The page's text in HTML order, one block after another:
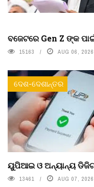
ବଜେଟରେ Gen Z ଙ୍କ
15163 AUG 06, 2026
ଦେଶ-ଦେଶାନ୍ତର
ୟୁପିଆଇ ଓ ଅନ୍ୟାନ୍ୟ
13461 AUG 07, 2026